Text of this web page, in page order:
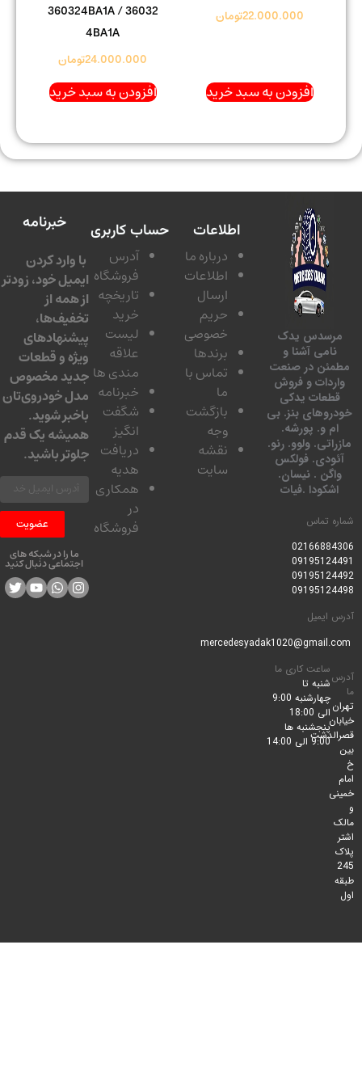
22.000.000تومان
افزودن به سبد خرید
360324BA1A / 36032
4BA1A
24.000.000تومان
افزودن به سبد خرید
یدک
آشنا و
در صنعت
و فروش
یدکی
بنز. بی
و. پورشه.
ولوو. رنو.
فولکس
. نیسان.
.فیات
تماس
ساعت کاری ما
شنبه تا
چهارشنبه 9:00
الی 18:00
پنجشنبه ها
9:00 الی 14:00
اطلاعات
درباره ما
اطلاعات
ارسال
حریم
خصوصی
برندها
تماس با
بازگشت
نقشه
سایت
حساب کاربری
آدرس
فروشگاه
تاریخچه
لیست
مندی ها
خبرنامه
شگفت
دریافت
همکاری
فروشگاه
خبرنامه
با وارد کردن
ایمیل خود، زودتر
از همه از
تخفیف‌ها،
پیشنهادهای
ویژه و قطعات
جدید مخصوص
مدل خودروی‌تان
باخبر شوید.
همیشه یک قدم
جلوتر باشید.
عضویت
ما را در شبکه های
اجتماعی دنبال کنید